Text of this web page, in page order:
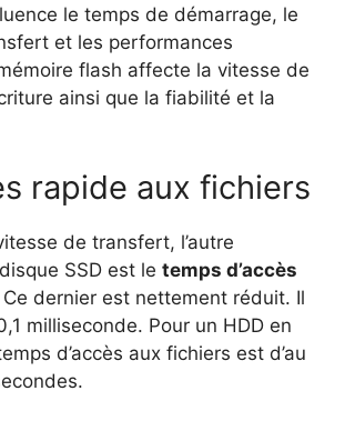
le temps de démarrage, le
et les performances
flash affecte la vitesse de
ainsi que la fiabilité et la
rapide aux fichiers
de transfert, l’autre
SSD est le temps d’accès
Ce dernier est nettement réduit. Il
milliseconde. Pour un HDD en
d’accès aux fichiers est d’au